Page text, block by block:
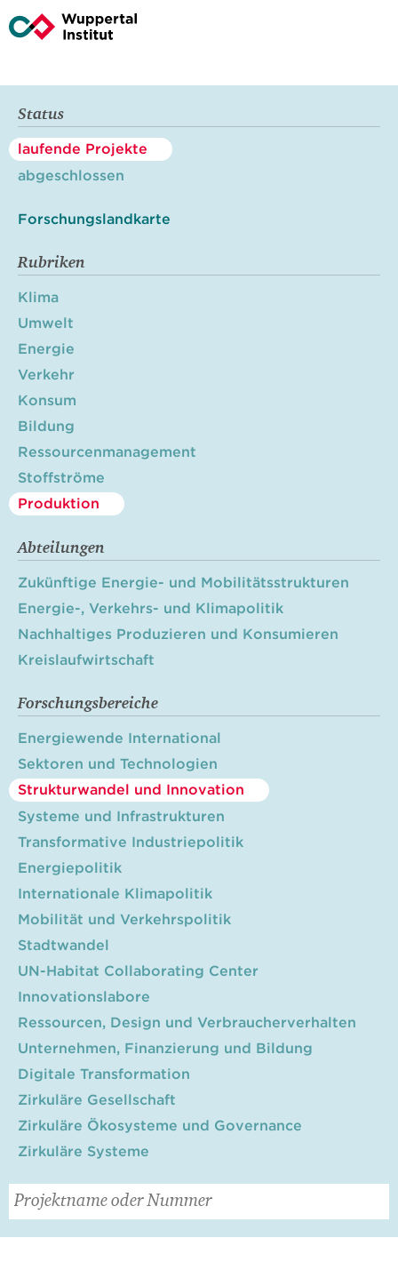
Status
laufende Projekte
abgeschlossen
Forschungslandkarte
Rubriken
Klima
Umwelt
Energie
Verkehr
Konsum
Bildung
Ressourcenmanagement
Stoffströme
Produktion
Abteilungen
Zukünftige Energie- und Mobilitätsstrukturen
Energie-, Verkehrs- und Klimapolitik
Nachhaltiges Produzieren und Konsumieren
Kreislaufwirtschaft
Forschungsbereiche
Energiewende International
Sektoren und Technologien
Strukturwandel und Innovation
Systeme und Infrastrukturen
Transformative Industriepolitik
Energiepolitik
Internationale Klimapolitik
Mobilität und Verkehrspolitik
Stadtwandel
UN-Habitat Collaborating Center
Innovationslabore
Ressourcen, Design und Verbraucherverhalten
Unternehmen, Finanzierung und Bildung
Digitale Transformation
Zirkuläre Gesellschaft
Zirkuläre Ökosysteme und Governance
Zirkuläre Systeme